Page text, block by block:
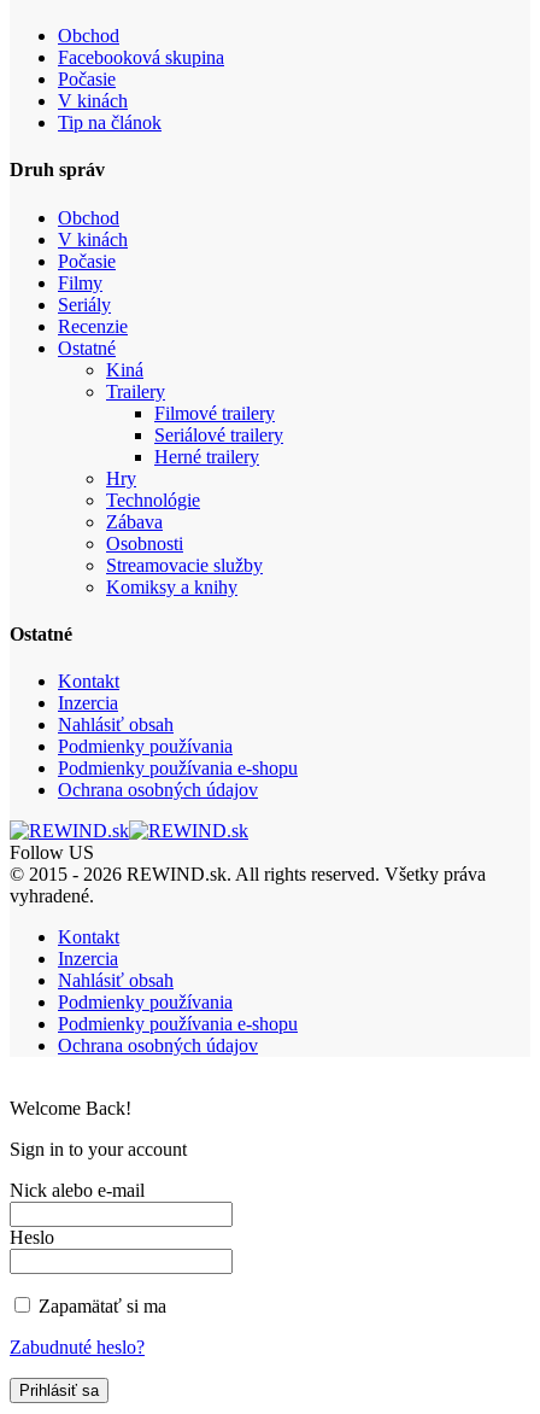
Obchod
Facebooková skupina
Počasie
V kinách
Tip na článok
Druh správ
Obchod
V kinách
Počasie
Filmy
Seriály
Recenzie
Ostatné
Kiná
Trailery
Filmové trailery
Seriálové trailery
Herné trailery
Hry
Technológie
Zábava
Osobnosti
Streamovacie služby
Komiksy a knihy
Ostatné
Kontakt
Inzercia
Nahlásiť obsah
Podmienky používania
Podmienky používania e-shopu
Ochrana osobných údajov
Follow US
© 2015 - 2026 REWIND.sk. All rights reserved. Všetky práva
vyhradené.
Kontakt
Inzercia
Nahlásiť obsah
Podmienky používania
Podmienky používania e-shopu
Ochrana osobných údajov
Welcome Back!
Sign in to your account
Nick alebo e-mail
Heslo
Zapamätať si ma
Zabudnuté heslo?